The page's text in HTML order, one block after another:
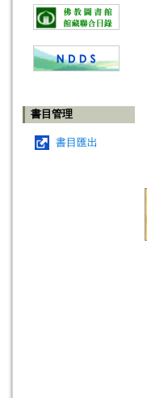
書目管理
書目匯出